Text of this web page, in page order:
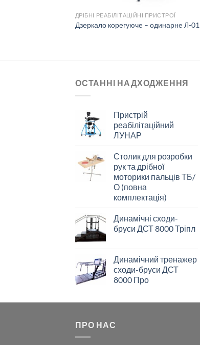
ДРІБНІ РЕАБІЛІТАЦІЙНІ ПРИСТРОЇ
Дзеркало корегуюче – одинарне Л-01
ОСТАННІ НАДХОДЖЕННЯ
Пристрій
реабілітаційний
ЛУНАР
Столик для розробки
рук та дрібної
моторики пальців ТБ/
О (повна
комплектація)
Динамічні сходи-
бруси ДСТ 8000 Тріпл
Динамічний тренажер
сходи-бруси ДСТ
8000 Про
ПРО НАС